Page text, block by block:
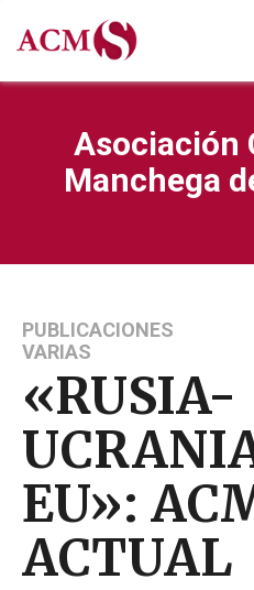
Asociación
Manchega
PUBLICACIONES
VARIAS
«RUSIA-
EU»:
ACTUAL